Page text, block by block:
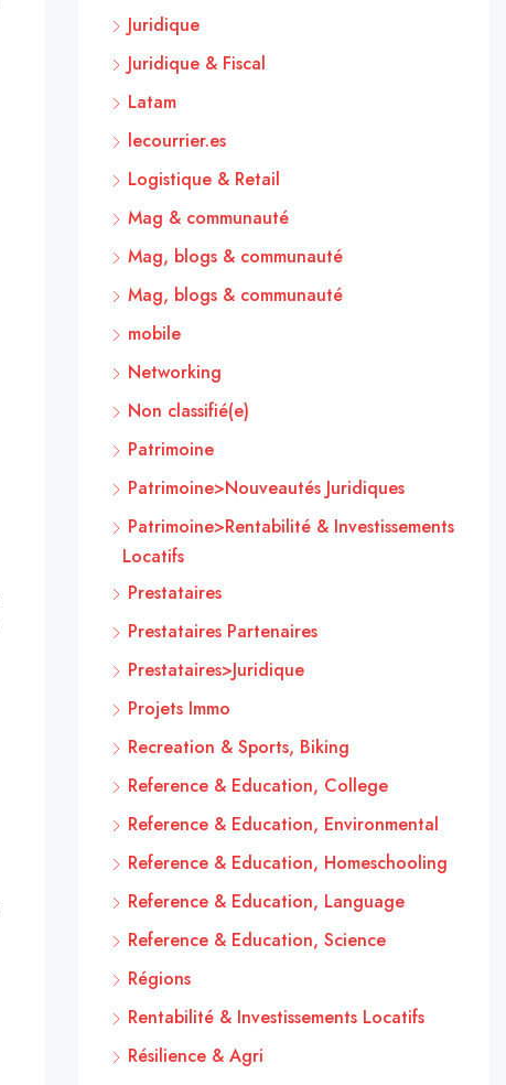
Juridique
Juridique & Fiscal
Latam
lecourrier.es
Logistique & Retail
Mag & communauté
Mag, blogs & communauté
Mag, blogs & communauté
mobile
Networking
Non classifié(e)
Patrimoine
Patrimoine>Nouveautés Juridiques
Patrimoine>Rentabilité & Investissements
Locatifs
Prestataires
Prestataires Partenaires
Prestataires>Juridique
Projets Immo
Recreation & Sports, Biking
Reference & Education, College
Reference & Education, Environmental
Reference & Education, Homeschooling
Reference & Education, Language
Reference & Education, Science
Régions
Rentabilité & Investissements Locatifs
Résilience & Agri